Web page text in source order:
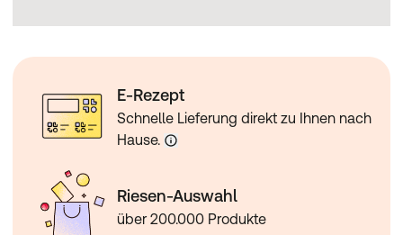
E-Rezept
Schnelle Lieferung direkt zu Ihnen nach
Hause.
Riesen-Auswahl
über 200.000 Produkte